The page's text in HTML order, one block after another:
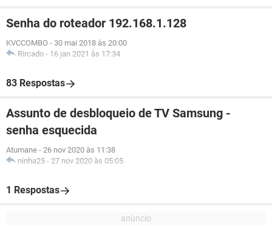
Senha do roteador 192.168.1.128
KVCCOMBO - 30 mai 2018 às 20:00
Rircado - 16 jan 2021 às 17:34
83 Respostas
Assunto de desbloqueio de TV Samsung -
senha esquecida
Atumane - 26 nov 2020 às 11:38
ninha25 - 27 nov 2020 às 05:05
1 Respostas